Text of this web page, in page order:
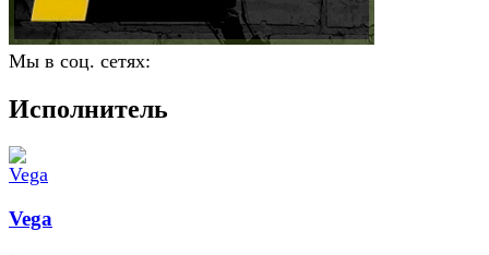
Мы в соц. сетях:
Исполнитель
Vega